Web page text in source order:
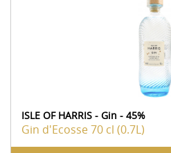
ISLE OF HARRIS - Gin - 45%
Gin d'Ecosse70 cl (0.7L)